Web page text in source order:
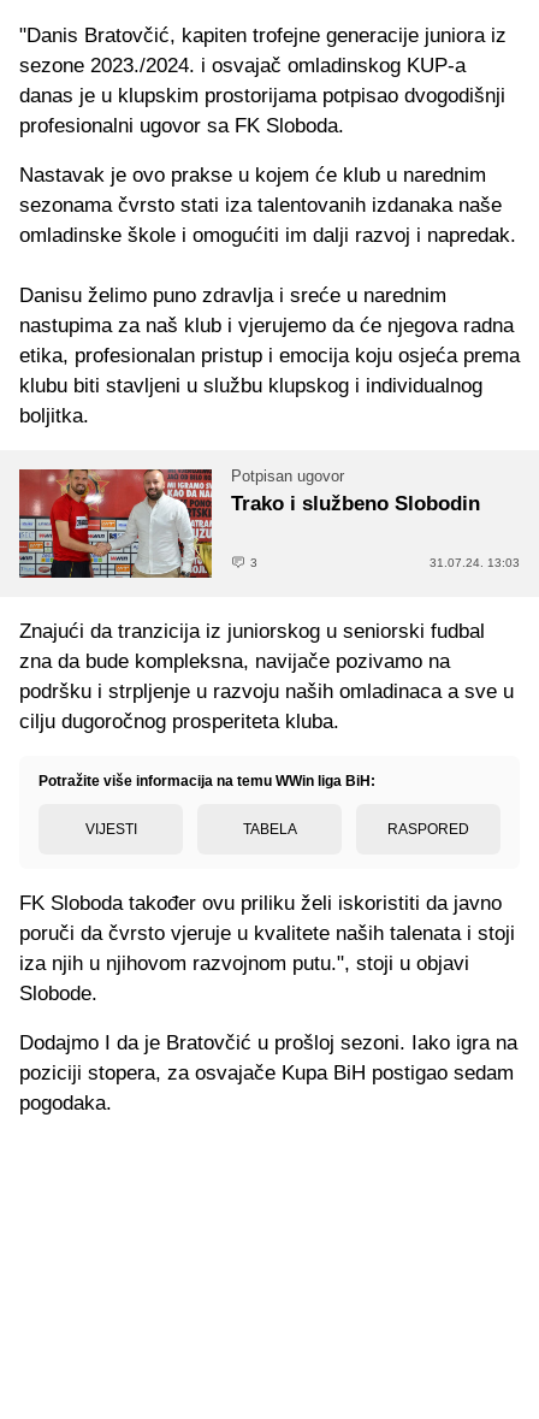
"Danis Bratovčić, kapiten trofejne generacije juniora iz
sezone 2023./2024. i osvajač omladinskog KUP-a
danas je u klupskim prostorijama potpisao dvogodišnji
profesionalni ugovor sa FK Sloboda.
Nastavak je ovo prakse u kojem će klub u narednim
sezonama čvrsto stati iza talentovanih izdanaka naše
omladinske škole i omogućiti im dalji razvoj i napredak.
Danisu želimo puno zdravlja i sreće u narednim
nastupima za naš klub i vjerujemo da će njegova radna
etika, profesionalan pristup i emocija koju osjeća prema
klubu biti stavljeni u službu klupskog i individualnog
boljitka.
Potpisan ugovor
Trako i službeno Slobodin
3 31.07.24. 13:03
Znajući da tranzicija iz juniorskog u seniorski fudbal
zna da bude kompleksna, navijače pozivamo na
podršku i strpljenje u razvoju naših omladinaca a sve u
cilju dugoročnog prosperiteta kluba.
Potražite više informacija na temu WWin liga BiH:
VIJESTI TABELA RASPORED
FK Sloboda također ovu priliku želi iskoristiti da javno
poruči da čvrsto vjeruje u kvalitete naših talenata i stoji
iza njih u njihovom razvojnom putu.", stoji u objavi
Slobode.
Dodajmo I da je Bratovčić u prošloj sezoni. Iako igra na
poziciji stopera, za osvajače Kupa BiH postigao sedam
pogodaka.